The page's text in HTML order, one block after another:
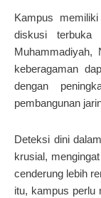
Kampus
diskusi terbuka
keberagaman
dengan
pembangunan
Deteksi dini
krusial,
cenderung lebih
itu, kampus perlu